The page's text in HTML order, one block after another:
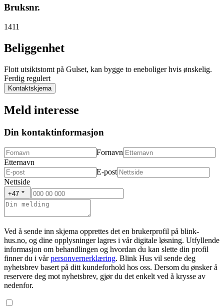
Bruksnr.
1411
Beliggenhet
Flott utsiktstomt på Gulset, kan bygge to eneboliger hvis ønskelig.
Ferdig regulert
Kontaktskjema
Meld interesse
Din kontaktinformasjon
Fornavn
Etternavn
E-post
Nettside
+47
Ved å sende inn skjema opprettes det en brukerprofil på blink-
hus.no, og dine opplysninger lagres i vår digitale løsning. Utfyllende
informasjon om behandlingen og hvordan du kan slette din profil
finner du i vår personvernerklæring. Blink Hus vil sende deg
nyhetsbrev basert på ditt kundeforhold hos oss. Dersom du ønsker å
reservere deg mot nyhetsbrev, gjør du det enkelt ved å krysse av
nedenfor.